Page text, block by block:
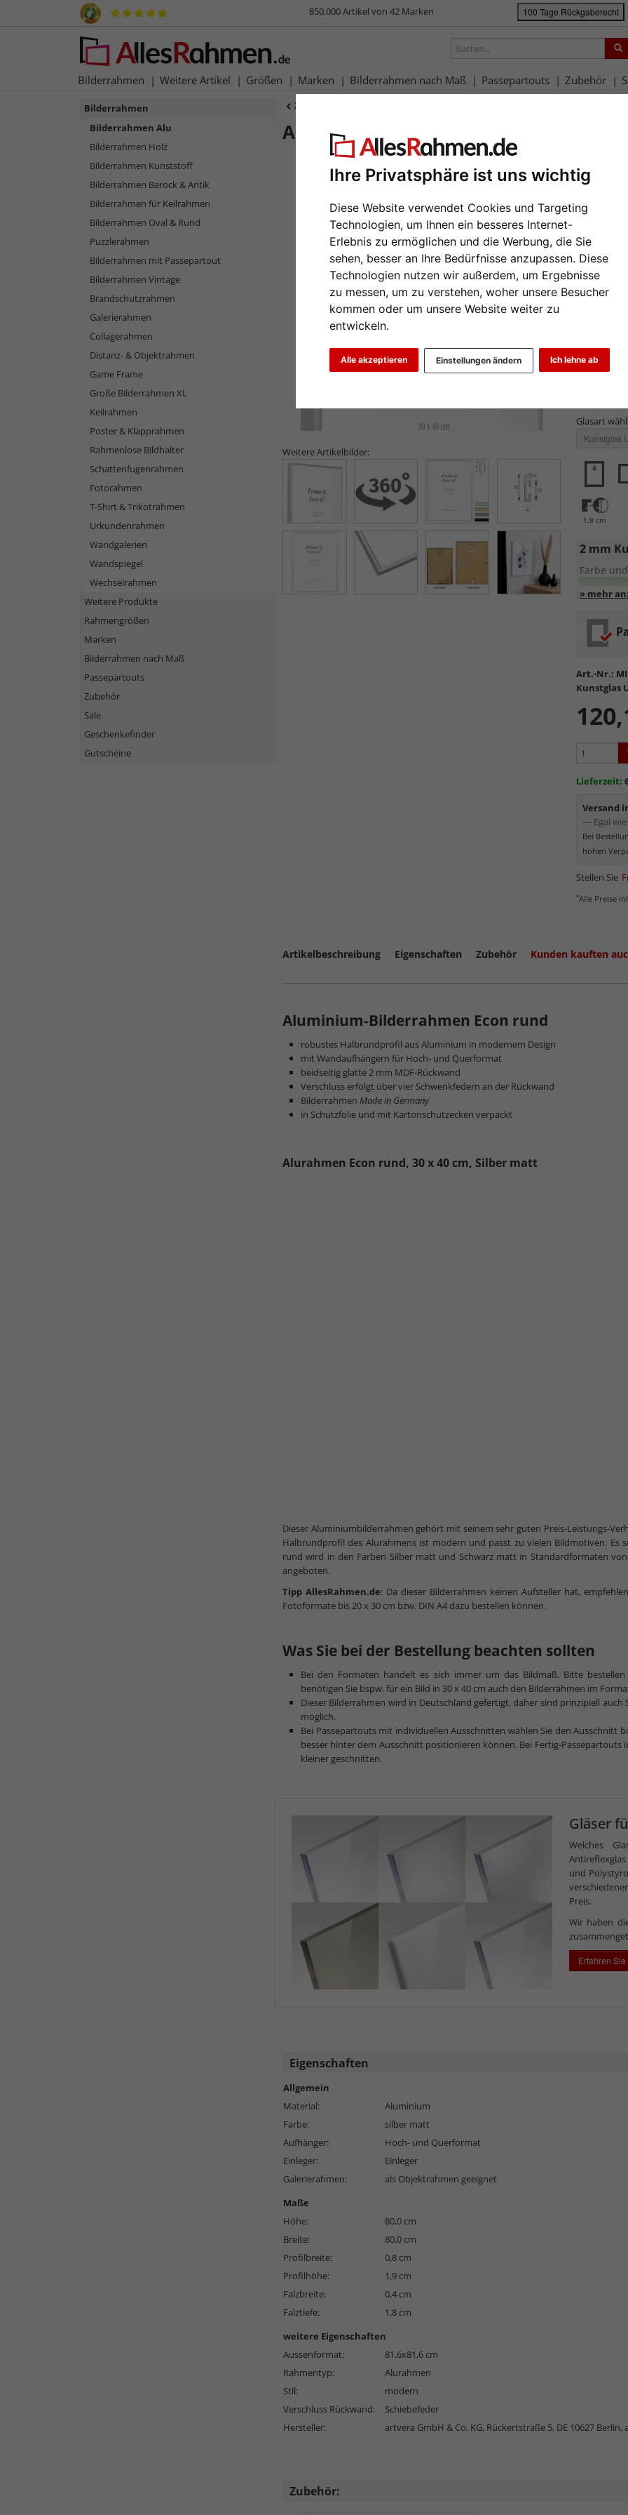
Ihre Privatsphäre ist uns wichtig
Diese Website verwendet Cookies und Targeting
Technologien, um Ihnen ein besseres Internet-
Erlebnis zu ermöglichen und die Werbung, die Sie
sehen, besser an Ihre Bedürfnisse anzupassen. Diese
Technologien nutzen wir außerdem, um Ergebnisse
zu messen, um zu verstehen, woher unsere Besucher
kommen oder um unsere Website weiter zu
entwickeln.
Alle akzeptieren Ich lehne ab
Einstellungen ändern
850.000 Artikel von 42 Marken 100 Tage Rückgaberecht
Bilderrahmen Weitere Artikel Größen Marken Bilderrahmen nach Maß Passepartouts Zubehör
Zurück
Alurahmen Econ rund
Weiter
Weitere Artikelbilder:
Da wir die
Hersteller
Auftrags
zur
Format
Glasart
1,8 cm
2 mm
Farbe
Sehr
der
und
Sehr
die
Bild wird
Art.-Nr.:
Kunstglas
Lieferzeit:
Versand
— Egal
Bei
hohen
Stellen Sie
*Alle Preise
Artikelbeschreibung Eigenschaften Zubehör Kunden kauften
Aluminium-Bilderrahmen Econ rund
robustes Halbrundprofil aus Aluminium in modernem Design
mit Wandaufhängern für Hoch- und Querformat
beidseitig glatte 2 mm MDF-Rückwand
Verschluss erfolgt über vier Schwenkfedern an der Rückwand
Bilderrahmen Made in Germany
in Schutzfolie und mit Kartonschutzecken verpackt
Alurahmen Econ rund, 30 x 40 cm, Silber matt
Dieser Aluminiumbilderrahmen gehört mit seinem sehr guten Preis-Leistungs-
Halbrundprofil des Alurahmens ist modern und passt zu vielen Bildmotiven. Es
rund wird in den Farben Silber matt und Schwarz matt in Standardformaten
angeboten.
Tipp AllesRahmen.de: Da dieser Bilderrahmen keinen Aufsteller hat,
Fotoformate bis 20 x 30 cm bzw. DIN A4 dazu bestellen können.
Was Sie bei der Bestellung beachten sollten
Bei den Formaten handelt es sich immer um das Bildmaß. Bitte
benötigen Sie bspw. für ein Bild in 30 x 40 cm auch den Bilderrahmen im
Dieser Bilderrahmen wird in Deutschland gefertigt, daher sind prinzipiell
möglich.
Bei Passepartouts mit individuellen Ausschnitten wählen Sie den Ausschnitt
besser hinter dem Ausschnitt positionieren können. Bei Fertig-
kleiner geschnitten.
Gläser
Welches
und
Preis.
Wir haben
Erfahren Sie
Eigenschaften
Allgemein
Material:
Aluminium
Farbe:
silber matt
Aufhänger:
Hoch- und Querformat
Einleger:
Einleger
Galerierahmen:
als Objektrahmen geeignet
Maße
Höhe:
80,0 cm
Breite:
80,0 cm
Profilbreite:
0,8 cm
Profilhöhe:
1,9 cm
Falzbreite:
0,4 cm
Falztiefe:
1,8 cm
weitere Eigenschaften
Aussenformat:
81,6x81,6 cm
Rahmentyp:
Alurahmen
Stil:
modern
Verschluss Rückwand:
Schiebefeder
Hersteller:
artvera GmbH & Co. KG, Rückertstraße 5, DE 10627 Berlin,
Zubehör:
Bilderrahmen
Bilderrahmen Alu
Bilderrahmen Holz
Bilderrahmen Kunststoff
Bilderrahmen Barock & Antik
Bilderrahmen für Keilrahmen
Bilderrahmen Oval & Rund
Puzzlerahmen
Bilderrahmen mit Passepartout
Bilderrahmen Vintage
Brandschutzrahmen
Galerierahmen
Collagerahmen
Distanz- & Objektrahmen
Game Frame
Große Bilderrahmen XL
Keilrahmen
Poster & Klapprahmen
Rahmenlose Bildhalter
Schattenfugenrahmen
Fotorahmen
T-Shirt & Trikotrahmen
Urkundenrahmen
Wandgalerien
Wandspiegel
Wechselrahmen
Weitere Produkte
Rahmengrößen
Marken
Bilderrahmen nach Maß
Passepartouts
Zubehör
Sale
Geschenkefinder
Gutscheine